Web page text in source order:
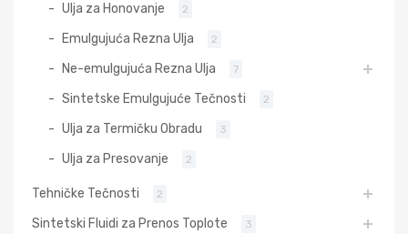
Ulja za Honovanje 2
Emulgujuća Rezna Ulja 2
Ne-emulgujuća Rezna Ulja 7
Sintetske Emulgujuće Tečnosti 2
Ulja za Termičku Obradu 3
Ulja za Presovanje 2
Tehničke Tečnosti 2
Sintetski Fluidi za Prenos Toplote 3